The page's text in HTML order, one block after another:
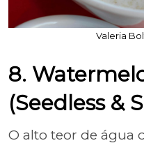
Valeria
8.
(Seedless &
O alto teor de água